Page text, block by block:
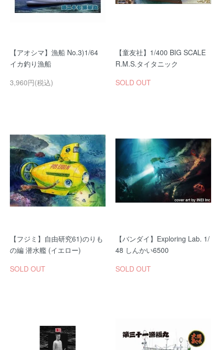
【アオシマ】漁船 No.3)1/64
イカ釣り漁船
3,960円(税込)
【童友社】1/400 BIG SCALE
R.M.S.タイタニック
SOLD OUT
【フジミ】自由研究61)のりも
の編 潜水艦 (イエロー)
SOLD OUT
【バンダイ】Exploring Lab. 1/
48 しんかい6500
SOLD OUT